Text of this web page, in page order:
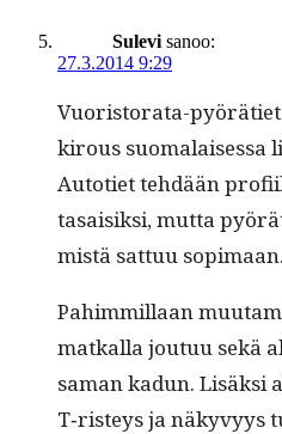
Sulevi sanoo:
27.3.2014 9:29
Vuoris­tora­ta-
kirous suo­ma­laises­sa
Autoti­et tehdään
tasaisik­si, mut­ta
mis­tä sat­tuu sopimaan.
Pahim­mil­laan
matkalla joutuu sekä
saman kadun. Lisäk­si
T‑risteys ja näkyvyys